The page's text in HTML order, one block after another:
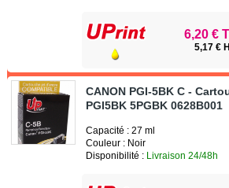
6,20 €
5,17 €
CANON PGI-5BK C -
PGI5BK 5PGBK 0628B001
Capacité : 27 ml
Couleur : Noir
Disponibilité : Livraison 24/48h